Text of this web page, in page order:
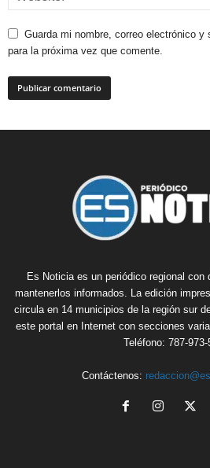
Guarda mi nombre, correo electrónico y
para la próxima vez que comente.
Es Noticia es un periódico regional
mantenerlos informados. La edición
circula en 14 municipios de la región sur
este portal en Internet con secciones
Teléfono: 787-973-
Contáctenos: